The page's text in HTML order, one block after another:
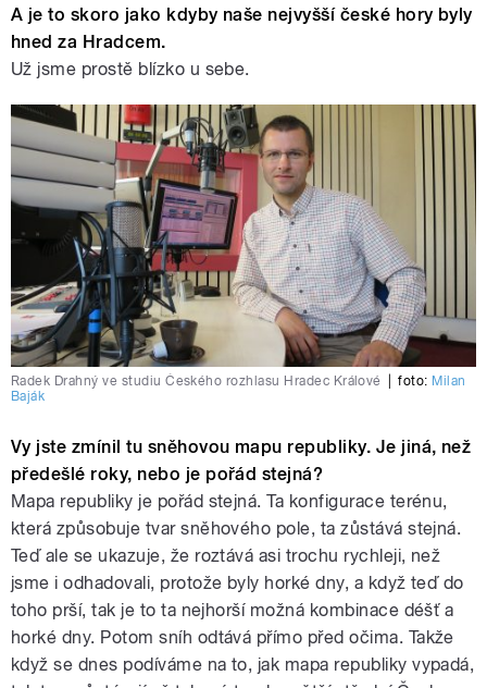
A je to skoro jako kdyby naše nejvyšší české hory byly
hned za Hradcem.
Už jsme prostě blízko u sebe.
Radek Drahný ve studiu Českého rozhlasu Hradec Králové foto: Milan
Baják
Vy jste zmínil tu sněhovou mapu republiky. Je jiná, než
předešlé roky, nebo je pořád stejná?
Mapa republiky je pořád stejná. Ta konfigurace terénu,
která způsobuje tvar sněhového pole, ta zůstává stejná.
Teď ale se ukazuje, že roztává asi trochu rychleji, než
jsme i odhadovali, protože byly horké dny, a když teď do
toho prší, tak je to ta nejhorší možná kombinace déšť a
horké dny. Potom sníh odtává přímo před očima. Takže
když se dnes podíváme na to, jak mapa republiky vypadá,